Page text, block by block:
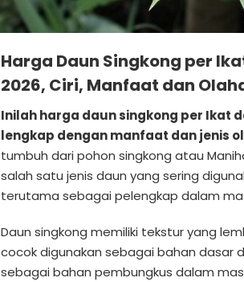
Harga Daun Singkong per
2026, Ciri, Manfaat dan
Inilah harga daun singkong per Ikat
lengkap dengan manfaat dan jenis
tumbuh dari pohon singkong atau
salah satu jenis daun yang sering
terutama sebagai pelengkap dalam
Daun singkong memiliki tekstur yang
cocok digunakan sebagai bahan dasar
sebagai bahan pembungkus dalam